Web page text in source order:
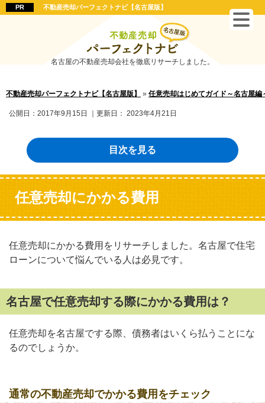
不動産売却パーフェクトナビ【名古屋版】
名古屋の不動産売却会社を徹底リサーチしました。
不動産売却パーフェクトナビ【名古屋版】 » 任意売却はじめてガイド～名古屋編
公開日： 2017年9月15日 ｜更新日： 2023年4月21日
目次を見る
任意売却にかかる費用
任意売却にかかる費用をリサーチしました。名古屋で住宅
ローンについて悩んでいる人は必見です。
名古屋で任意売却する際にかかる費用は？
任意売却を名古屋でする際、債務者はいくら払うことにな
るのでしょうか。
通常の不動産売却でかかる費用をチェック